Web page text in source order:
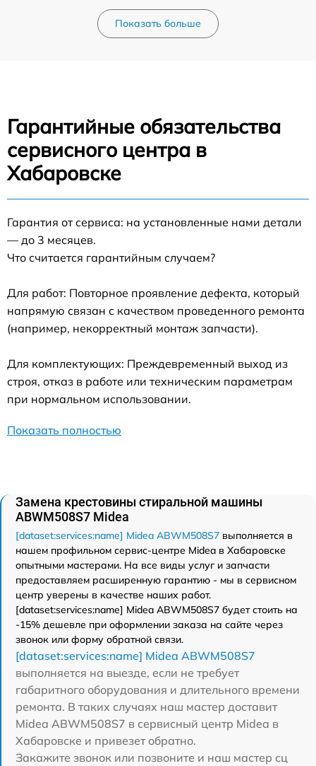
Показать больше
Гарантийные обязательства
сервисного центра в
Хабаровске
Гарантия от сервиса: на установленные нами детали
— до 3 месяцев.
Что считается гарантийным случаем?
Для работ: Повторное проявление дефекта, который
напрямую связан с качеством проведенного ремонта
(например, некорректный монтаж запчасти).
Для комплектующих: Преждевременный выход из
строя, отказ в работе или техническим параметрам
при нормальном использовании.
Показать полностью
Замена крестовины стиральной машины
ABWM508S7 Midea
[dataset:services:name] Midea ABWM508S7 выполняется в
нашем профильном сервис-центре Midea в Хабаровске
опытными мастерами. На все виды услуг и запчасти
предоставляем расширенную гарантию - мы в сервисном
центр уверены в качестве наших работ.
[dataset:services:name] Midea ABWM508S7 будет стоить на
-15% дешевле при оформлении заказа на сайте через
звонок или форму обратной связи.
[dataset:services:name] Midea ABWM508S7
выполняется на выезде, если не требует
габаритного оборудования и длительного времени
ремонта. В таких случаях наш мастер доставит
Midea ABWM508S7 в сервисный центр Midea в
Хабаровске и привезет обратно.
Закажите звонок или позвоните и наш мастер сц